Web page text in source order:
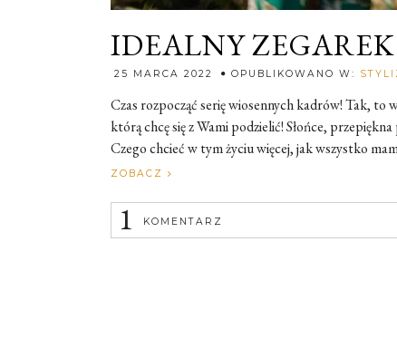
IDEALNY
25 MARCA 2022 OPUBLIKOWANO W:
Czas rozpocząć serię wiosennych kadrów! Tak, to
którą chcę się z Wami podzielić! Słońce,
Czego chcieć w tym życiu więcej, jak wszystko
ZOBACZ
1 KOMENTARZ